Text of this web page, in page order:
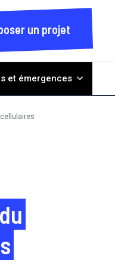
un projet
et émergences